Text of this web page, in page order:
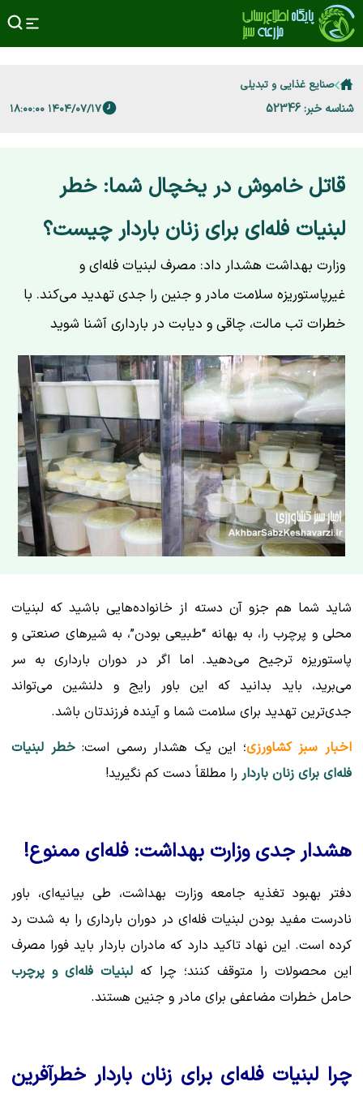
صنایع غذایی و تبدیلی
شناسه خبر: 52346 ۱۴۰۴/۰۷/۱۷ ۱۸:۰۰:۰۰
قاتل خاموش در یخچال شما: خطر
لبنیات فله‌ای برای زنان باردار چیست؟
وزارت بهداشت هشدار داد: مصرف لبنیات فله‌ای و
غیرپاستوریزه سلامت مادر و جنین را جدی تهدید می‌کند. با
خطرات تب مالت، چاقی و دیابت در بارداری آشنا شوید
شاید شما هم جزو آن دسته از خانواده‌هایی باشید که لبنیات
محلی و پرچرب را، به بهانه “طبیعی بودن”، به شیرهای صنعتی و
پاستوریزه ترجیح می‌دهید. اما اگر در دوران بارداری به سر
می‌برید، باید بدانید که این باور رایج و دلنشین می‌تواند
جدی‌ترین تهدید برای سلامت شما و آینده فرزندتان باشد.
اخبار سبز کشاورزی؛ این یک هشدار رسمی است:خطر لبنیات
فله‌ای برای زنان باردار را مطلقاً دست کم نگیرید!
هشدار جدی وزارت بهداشت: فله‌ای ممنوع!
دفتر بهبود تغذیه جامعه وزارت بهداشت، طی بیانیه‌ای، باور
نادرست مفید بودن لبنیات فله‌ای در دوران بارداری را به شدت رد
کرده است. این نهاد تاکید دارد که مادران باردار باید فورا مصرف
این محصولات را متوقف کنند؛ چرا که لبنیات فله‌ای و پرچرب
حامل خطرات مضاعفی برای مادر و جنین هستند.
چرا لبنیات فله‌ای برای زنان باردار خطرآفرین